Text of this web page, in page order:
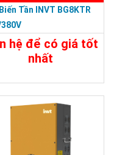
Tần INVT BG8KTR
hệ để có giá tốt
nhất